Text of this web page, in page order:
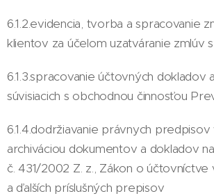
6.1.2.evidencia, tvorba a spracovanie
klientov za účelom uzatváranie zmlúv
6.1.3.spracovanie účtovných dokladov
súvisiacich s obchodnou činnosťou
6.1.4.dodržiavanie právnych predpisov
archiváciou dokumentov a dokladov
č. 431/2002 Z. z., Zákon o účtovníctve
a ďalších príslušných prepisov